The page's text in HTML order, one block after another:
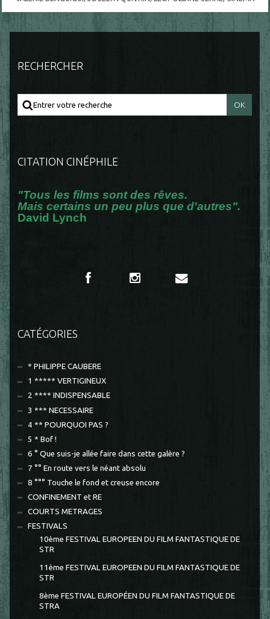
RECHERCHER
CITATION CINÉPHILE
"Tous les films sont des rêves.
Mais certains un peu plus que d'autres".
David Lynch
CATÉGORIES
* PHILIPPE CAUBERE
1 ***** VERTIGINEUX
2 **** INDISPENSABLE
3 *** NECESSAIRE
4 ** POURQUOI PAS ?
5 * Bof !
6 ° Que suis-je allée faire dans cette galère ?
7 °° En route vers le néant absolu
8 °°° Touche le fond et creuse encore
CONFINEMENT et RE
COURTS METRAGES
FESTIVALS
10ème FESTIVAL EUROPEEN DU FILM FANTASTIQUE DE
STR
11ème FESTIVAL EUROPEEN DU FILM FANTASTIQUE DE
STR
8ème FESTIVAL EUROPÉEN DU FILM FANTASTIQUE DE
STRA